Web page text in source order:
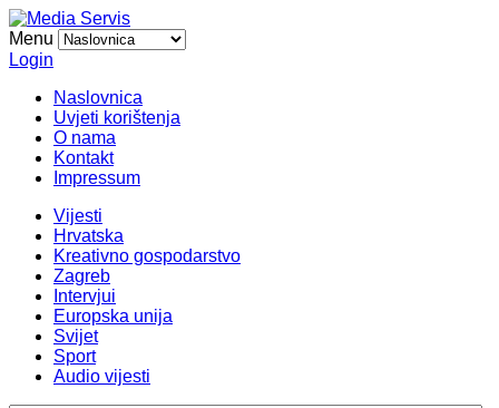
Menu
Login
Naslovnica
Uvjeti korištenja
O nama
Kontakt
Impressum
Vijesti
Hrvatska
Kreativno gospodarstvo
Zagreb
Intervjui
Europska unija
Svijet
Sport
Audio vijesti